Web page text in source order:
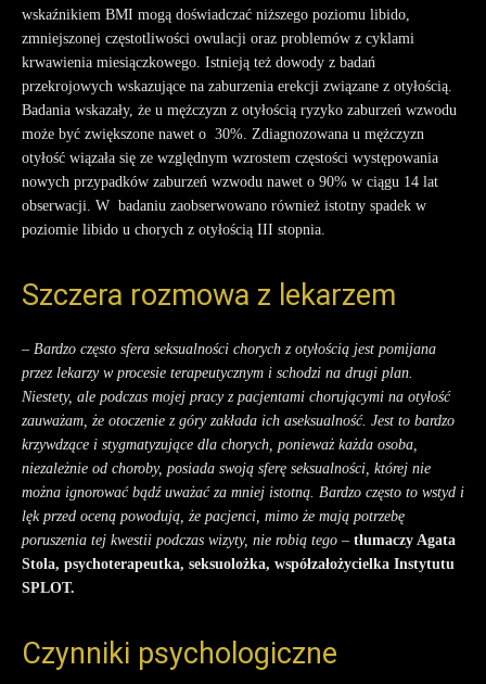
wskaźnikiem BMI mogą doświadczać niższego poziomu libido,
zmniejszonej częstotliwości owulacji oraz problemów z cyklami
krwawienia miesiączkowego. Istnieją też dowody z badań
przekrojowych wskazujące na zaburzenia erekcji związane z otyłością.
Badania wskazały, że u mężczyzn z otyłością ryzyko zaburzeń wzwodu
może być zwiększone nawet o 30%. Zdiagnozowana u mężczyzn
otyłość wiązała się ze względnym wzrostem częstości występowania
nowych przypadków zaburzeń wzwodu nawet o 90% w ciągu 14 lat
obserwacji. W badaniu zaobserwowano również istotny spadek w
poziomie libido u chorych z otyłością III stopnia.
Szczera rozmowa z lekarzem
– Bardzo często sfera seksualności chorych z otyłością jest pomijana
przez lekarzy w procesie terapeutycznym i schodzi na drugi plan.
Niestety, ale podczas mojej pracy z pacjentami chorującymi na otyłość
zauważam, że otoczenie z góry zakłada ich aseksualność. Jest to bardzo
krzywdzące i stygmatyzujące dla chorych, ponieważ każda osoba,
niezależnie od choroby, posiada swoją sferę seksualności, której nie
można ignorować bądź uważać za mniej istotną. Bardzo często to wstyd i
lęk przed oceną powodują, że pacjenci, mimo że mają potrzebę
poruszenia tej kwestii podczas wizyty, nie robią tego – tłumaczy Agata
Stola, psychoterapeutka, seksuolożka, współzałożycielka Instytutu
SPLOT.
Czynniki psychologiczne